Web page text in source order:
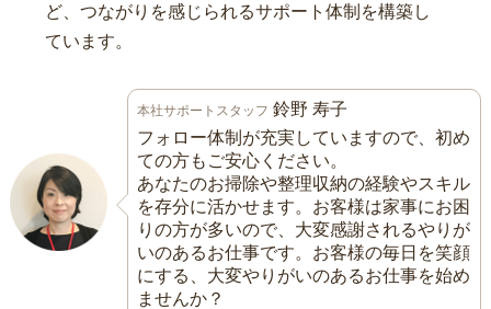
ど、つながりを感じられるサポート体制を構築し
ています。
本社サポートスタッフ 鈴野 寿子
フォロー体制が充実していますので、初め
ての方もご安心ください。
あなたのお掃除や整理収納の経験やスキル
を存分に活かせます。お客様は家事にお困
りの方が多いので、大変感謝されるやりが
いのあるお仕事です。お客様の毎日を笑顔
にする、大変やりがいのあるお仕事を始め
ませんか？